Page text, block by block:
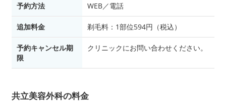
予約方法 WEB／電話
追加料金 剃毛料：1部位594円（税込）
予約キャンセル期
限
クリニックにお問い合わせください。
共立美容外科の料金